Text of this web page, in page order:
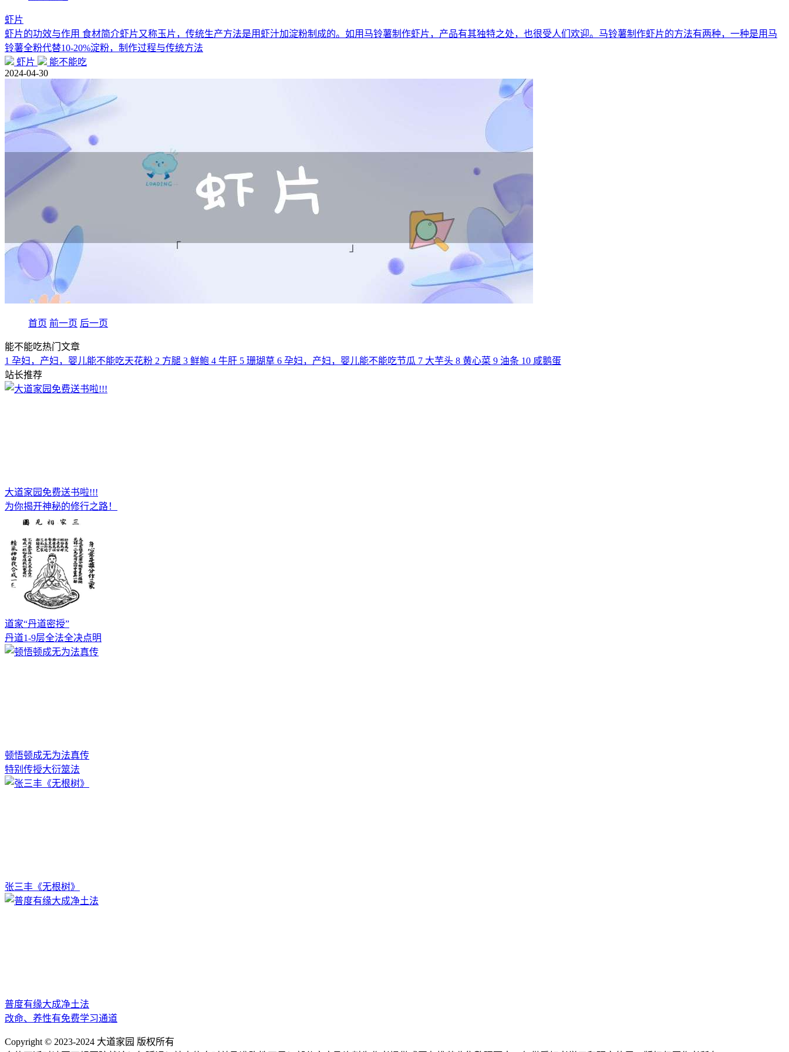
虾片
虾片的功效与作用 食材简介虾片又称玉片，传统生产方法是用虾汁加淀粉制成的。如用马铃薯制作虾片，产品有其独特之处，也很受人们欢迎。马铃薯制作虾片的方法有两种，一种是用马
铃薯全粉代替10-20%淀粉，制作过程与传统方法
虾片
能不能吃
2024-04-30
首页 前一页 后一页
能不能吃热门文章
1 孕妇，产妇，婴儿能不能吃天花粉 2 方腿 3 鲜鲍 4 牛肝 5 珊瑚草 6 孕妇，产妇，婴儿能不能吃节瓜 7 大芋头 8 黄心菜 9 油条 10 咸鹅蛋
站长推荐
大道家园免费送书啦!!!
为你揭开神秘的修行之路！
道家“丹道密授”
丹道1-9层全法全决点明
顿悟顿成无为法真传
特别传授大衍筮法
张三丰《无根树》
普度有缘大成净土法
改命、养性有免费学习通道
Copyright © 2023-2024 大道家园 版权所有